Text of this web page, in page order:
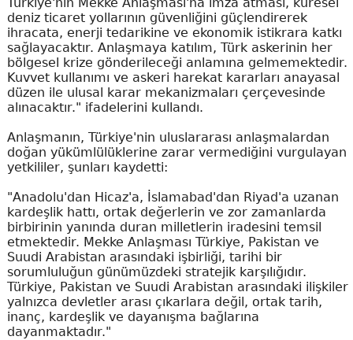
deniz ticaret yollarının güvenliğini güçlendirerek
ihracata, enerji tedarikine ve ekonomik istikrara katkı
sağlayacaktır. Anlaşmaya katılım, Türk askerinin her
bölgesel krize gönderileceği anlamına gelmemektedir.
Kuvvet kullanımı ve askeri harekat kararları anayasal
düzen ile ulusal karar mekanizmaları çerçevesinde
alınacaktır." ifadelerini kullandı.
Anlaşmanın, Türkiye'nin uluslararası anlaşmalardan
doğan yükümlülüklerine zarar vermediğini vurgulayan
yetkililer, şunları kaydetti:
"Anadolu'dan Hicaz'a, İslamabad'dan Riyad'a uzanan
kardeşlik hattı, ortak değerlerin ve zor zamanlarda
birbirinin yanında duran milletlerin iradesini temsil
etmektedir. Mekke Anlaşması Türkiye, Pakistan ve
Suudi Arabistan arasındaki işbirliği, tarihi bir
sorumluluğun günümüzdeki stratejik karşılığıdır.
Türkiye, Pakistan ve Suudi Arabistan arasındaki ilişkiler
yalnızca devletler arası çıkarlara değil, ortak tarih,
inanç, kardeşlik ve dayanışma bağlarına
dayanmaktadır."